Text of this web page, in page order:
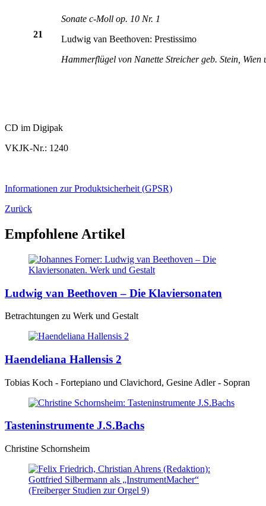
21
Sonate c-Moll op. 10 Nr. 1
Ludwig van Beethoven: Prestissimo
Hammerflügel von Nanette Streicher geb. Stein,
CD im Digipak
VKJK-Nr.: 1240
Informationen zur Produktsicherheit (GPSR)
Zurück
Empfohlene Artikel
Ludwig van Beethoven – Die Klaviersonaten
Betrachtungen zu Werk und Gestalt
Haendeliana Hallensis 2
Tobias Koch - Fortepiano und Clavichord, Gesine Adler - Sopran
Tasteninstrumente J.S.Bachs
Christine Schornsheim